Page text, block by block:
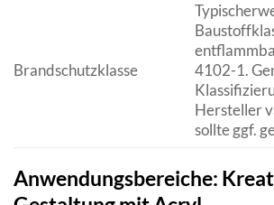
Brandschutzklasse
4102-1.
Hersteller
sollte ggf.
Anwendungsbereiche: